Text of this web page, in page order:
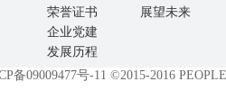
荣誉证书
企业党建
发展历程
展望未来
备09009477号-11 ©2015-2016